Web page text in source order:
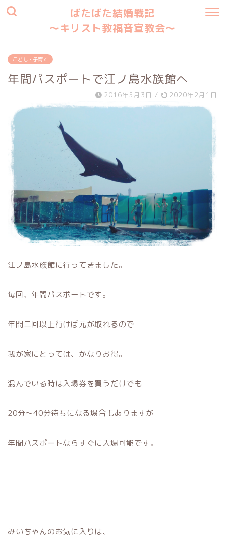
ばたばた結婚戦記
〜キリスト教福音宣教会〜
こども・子育て
年間パスポートで江ノ島水族館へ
2016年5月3日 / 2020年2月1日
江ノ島水族館に行ってきました。
毎回、年間パスポートです。
年間二回以上行けば元が取れるので
我が家にとっては、かなりお得。
混んでいる時は入場券を買うだけでも
20分〜40分待ちになる場合もありますが
年間パスポートならすぐに入場可能です。
みいちゃんのお気に入りは、